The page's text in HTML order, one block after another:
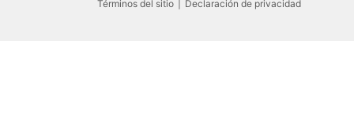
Términos del sitio Declaración de privacidad